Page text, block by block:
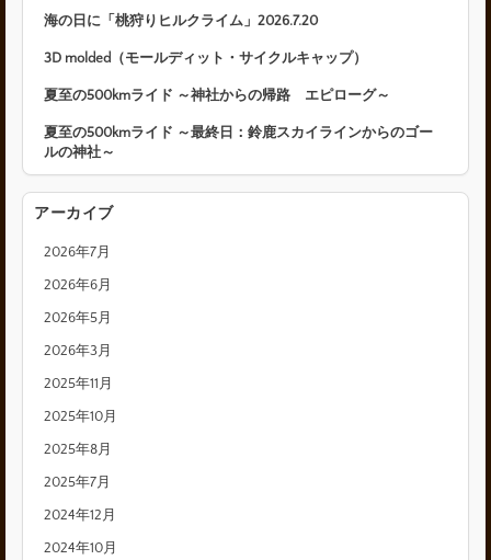
海の日に「桃狩りヒルクライム」2026.7.20
3D molded（モールディット・サイクルキャップ）
夏至の500kmライド ～神社からの帰路 エピローグ～
夏至の500kmライド ～最終日：鈴鹿スカイラインからのゴー
ルの神社～
アーカイブ
2026年7月
2026年6月
2026年5月
2026年3月
2025年11月
2025年10月
2025年8月
2025年7月
2024年12月
2024年10月